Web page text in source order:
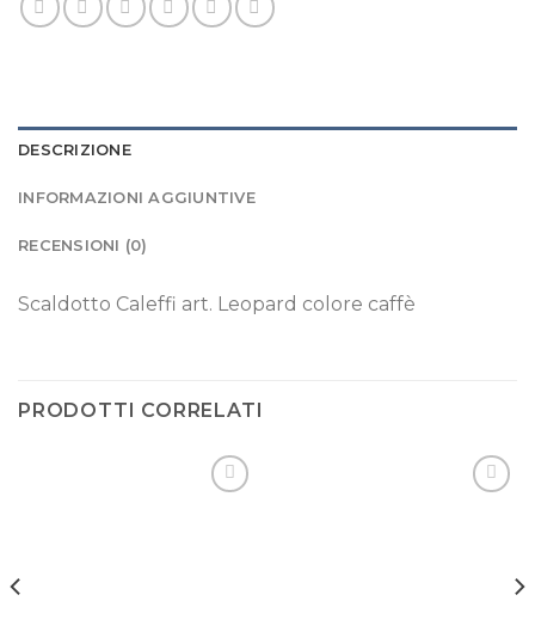
DESCRIZIONE
INFORMAZIONI AGGIUNTIVE
RECENSIONI (0)
Scaldotto Caleffi art. Leopard colore caffè
PRODOTTI CORRELATI